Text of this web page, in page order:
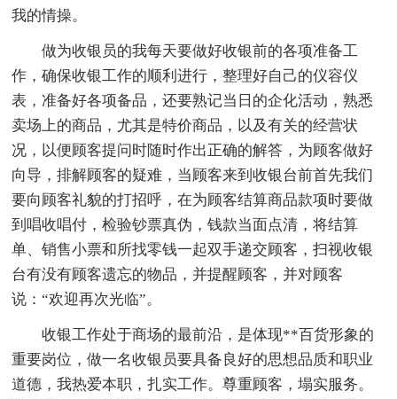
我的情操。
做为收银员的我每天要做好收银前的各项准备工
作，确保收银工作的顺利进行，整理好自己的仪容仪
表，准备好各项备品，还要熟记当日的企化活动，熟悉
卖场上的商品，尤其是特价商品，以及有关的经营状
况，以便顾客提问时随时作出正确的解答，为顾客做好
向导，排解顾客的疑难，当顾客来到收银台前首先我们
要向顾客礼貌的打招呼，在为顾客结算商品款项时要做
到唱收唱付，检验钞票真伪，钱款当面点清，将结算
单、销售小票和所找零钱一起双手递交顾客，扫视收银
台有没有顾客遗忘的物品，并提醒顾客，并对顾客
说：“欢迎再次光临”。
收银工作处于商场的最前沿，是体现**百货形象的
重要岗位，做一名收银员要具备良好的思想品质和职业
道德，我热爱本职，扎实工作。尊重顾客，塌实服务。